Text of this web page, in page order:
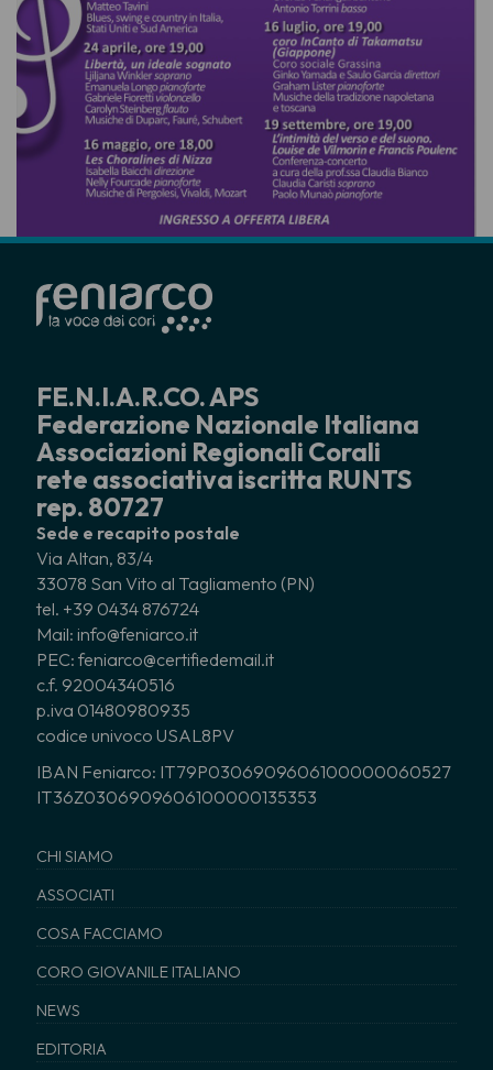
FE.N.I.A.R.CO. APS
Federazione Nazionale Italiana
Associazioni Regionali Corali
rete associativa iscritta RUNTS
rep. 80727
Sede e recapito postale
Via Altan, 83/4
33078 San Vito al Tagliamento (PN)
tel. +39 0434 876724
Mail: info@feniarco.it
PEC: feniarco@certifiedemail.it
c.f. 92004340516
p.iva 01480980935
codice univoco USAL8PV
IBAN Feniarco: IT79P0306909606100000060527
IT36Z0306909606100000135353
CHI SIAMO
ASSOCIATI
COSA FACCIAMO
CORO GIOVANILE ITALIANO
NEWS
EDITORIA